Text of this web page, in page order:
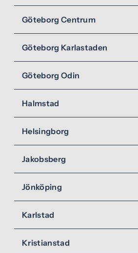
Göteborg Centrum
Göteborg Karlastaden
Göteborg Odin
Halmstad
Helsingborg
Jakobsberg
Jönköping
Karlstad
Kristianstad